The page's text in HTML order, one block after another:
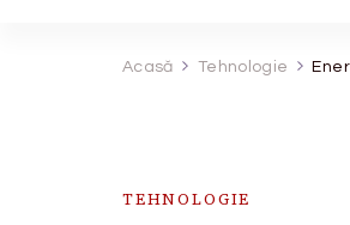
Acasă Tehnologie
TEHNOLOGIE